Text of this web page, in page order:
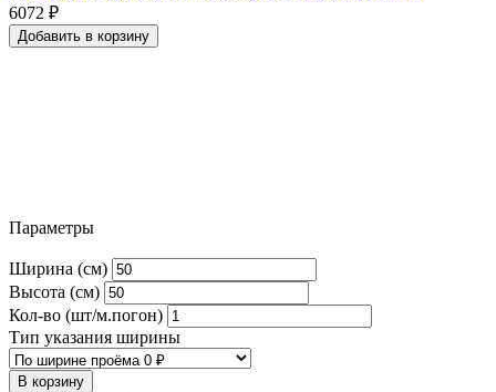
6072 ₽
Добавить в корзину
Параметры
Ширина (см)
Высота (см)
Кол-во (шт/м.погон)
Тип указания ширины
В корзину